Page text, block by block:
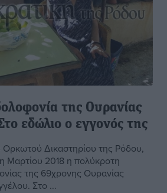
της Ουρανίας
εδώλιο ο εγγονός της
Ορκωτού Δικαστηρίου της Ρόδου,
Μαρτίου 2018 η πολύκροτη
της 69χρονης Ουρανίας
Στο ...